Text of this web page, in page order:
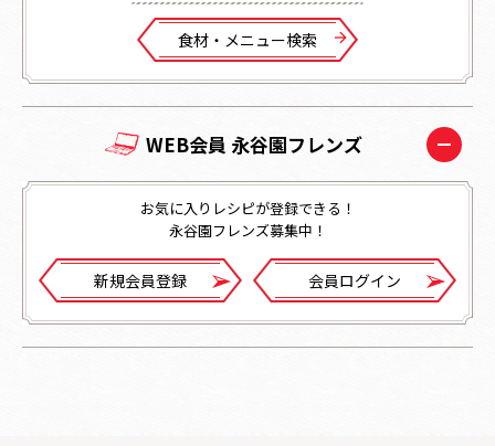
⾷材・メニュー検索
WEB会員 永谷園フレンズ
お気に入りレシピが登録できる！
永谷園フレンズ募集中！
新規会員登録 会員ログイン